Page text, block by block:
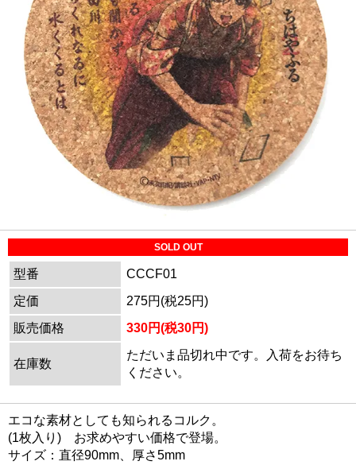
SOLD OUT
型番
CCCF01
定価
275円(税25円)
販売価格
330円(税30円)
在庫数
ただいま品切れ中です。入荷をお待ち
ください。
エコな素材としても知られるコルク。
(1枚入り) お求めやすい価格で登場。
サイズ：直径90mm、厚さ5mm